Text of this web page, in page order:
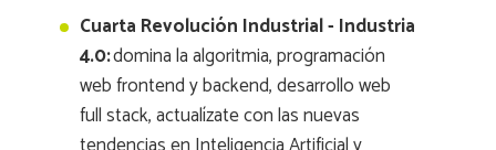
Cuarta Revolución Industrial - Industria
4.0:domina la algoritmia, programación
web frontend y backend, desarrollo web
full stack, actualízate con las nuevas